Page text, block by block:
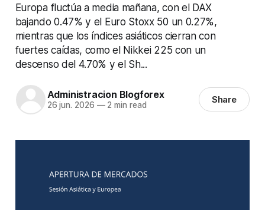
Europa fluctúa a media mañana, con el DAX
bajando 0.47% y el Euro Stoxx 50 un 0.27%,
mientras que los índices asiáticos cierran con
fuertes caídas, como el Nikkei 225 con un
descenso del 4.70% y el Sh...
Administracion Blogforex
26 jun. 2026 —2 min read Share